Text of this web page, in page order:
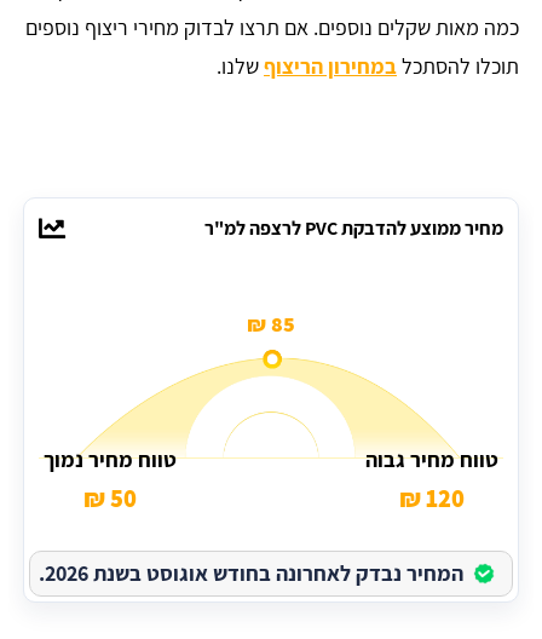
כמה מאות שקלים נוספים. אם תרצו לבדוק מחירי ריצוף נוספים
תוכלו להסתכלבמחירון הריצוףשלנו.
מחיר ממוצע להדבקת PVC לרצפה למ"ר
85 ₪
טווח מחיר גבוה
120 ₪
טווח מחיר נמוך
50 ₪
המחיר נבדק לאחרונה בחודש אוגוסט בשנת 2026.